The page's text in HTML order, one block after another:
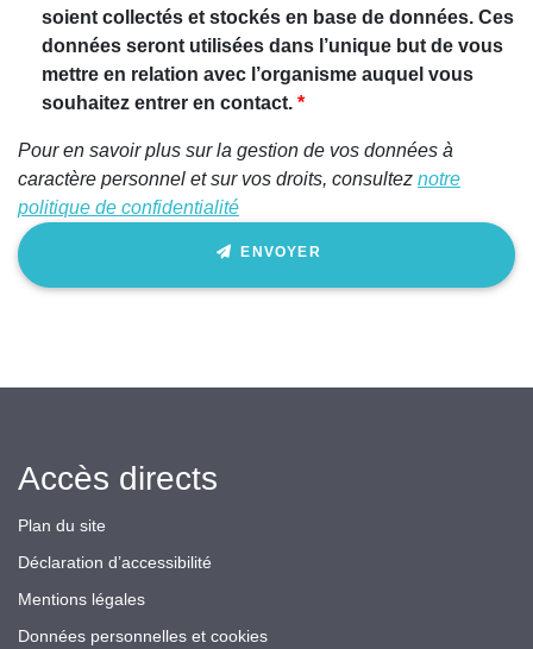
soient collectés et stockés en base de données. Ces
données seront utilisées dans l’unique but de vous
mettre en relation avec l’organisme auquel vous
souhaitez entrer en contact.
Pour en savoir plus sur la gestion de vos données à
caractère personnel et sur vos droits, consultez notre
politique de confidentialité
ENVOYER
Accès directs
Plan du site
Déclaration d’accessibilité
Mentions légales
Données personnelles et cookies